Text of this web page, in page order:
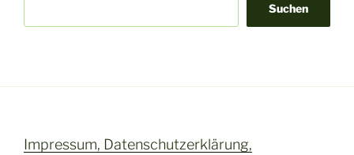
Suchen
Impressum, Datenschutzerklärung,